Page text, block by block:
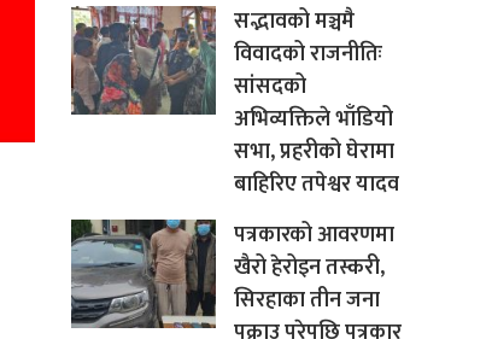
सद्भावको मञ्चमै
विवादको राजनीतिः
सांसदको
अभिव्यक्तिले भाँडियो
सभा, प्रहरीको घेरामा
बाहिरिए तपेश्वर यादव
पत्रकारको आवरणमा
खैरो हेरोइन तस्करी,
सिरहाका तीन जना